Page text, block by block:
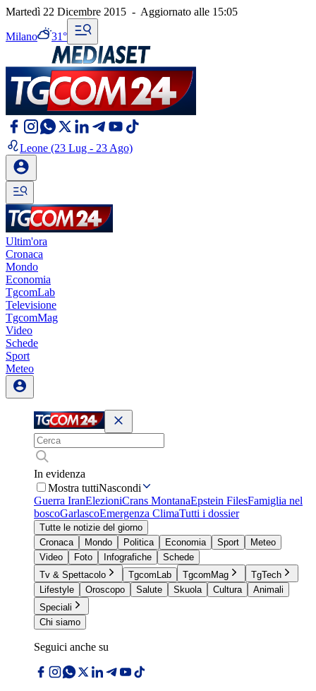
Martedì 22 Dicembre 2015 - Aggiornato alle 15:05
Milano 31°
Leone (23 Lug - 23 Ago)
Ultim'ora
Cronaca
Mondo
Economia
TgcomLab
Televisione
TgcomMag
Video
Schede
Sport
Meteo
In evidenza
Mostra tuttiNascondi
Guerra IranElezioniCrans MontanaEpstein FilesFamiglia nel
boscoGarlascoEmergenza ClimaTutti i dossier
Tutte le notizie del giorno
Cronaca
Mondo Politica Economia Sport
Meteo
Video
Foto Infografiche
Schede
Tv & Spettacolo
TgcomLab TgcomMag
TgTech
Lifestyle
Oroscopo Salute Skuola Cultura
Animali
Speciali
Chi siamo
Seguici anche su